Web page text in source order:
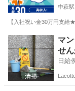
中萩駅
【入社祝い金30万円支
愛媛 新居浜市 マ
せ